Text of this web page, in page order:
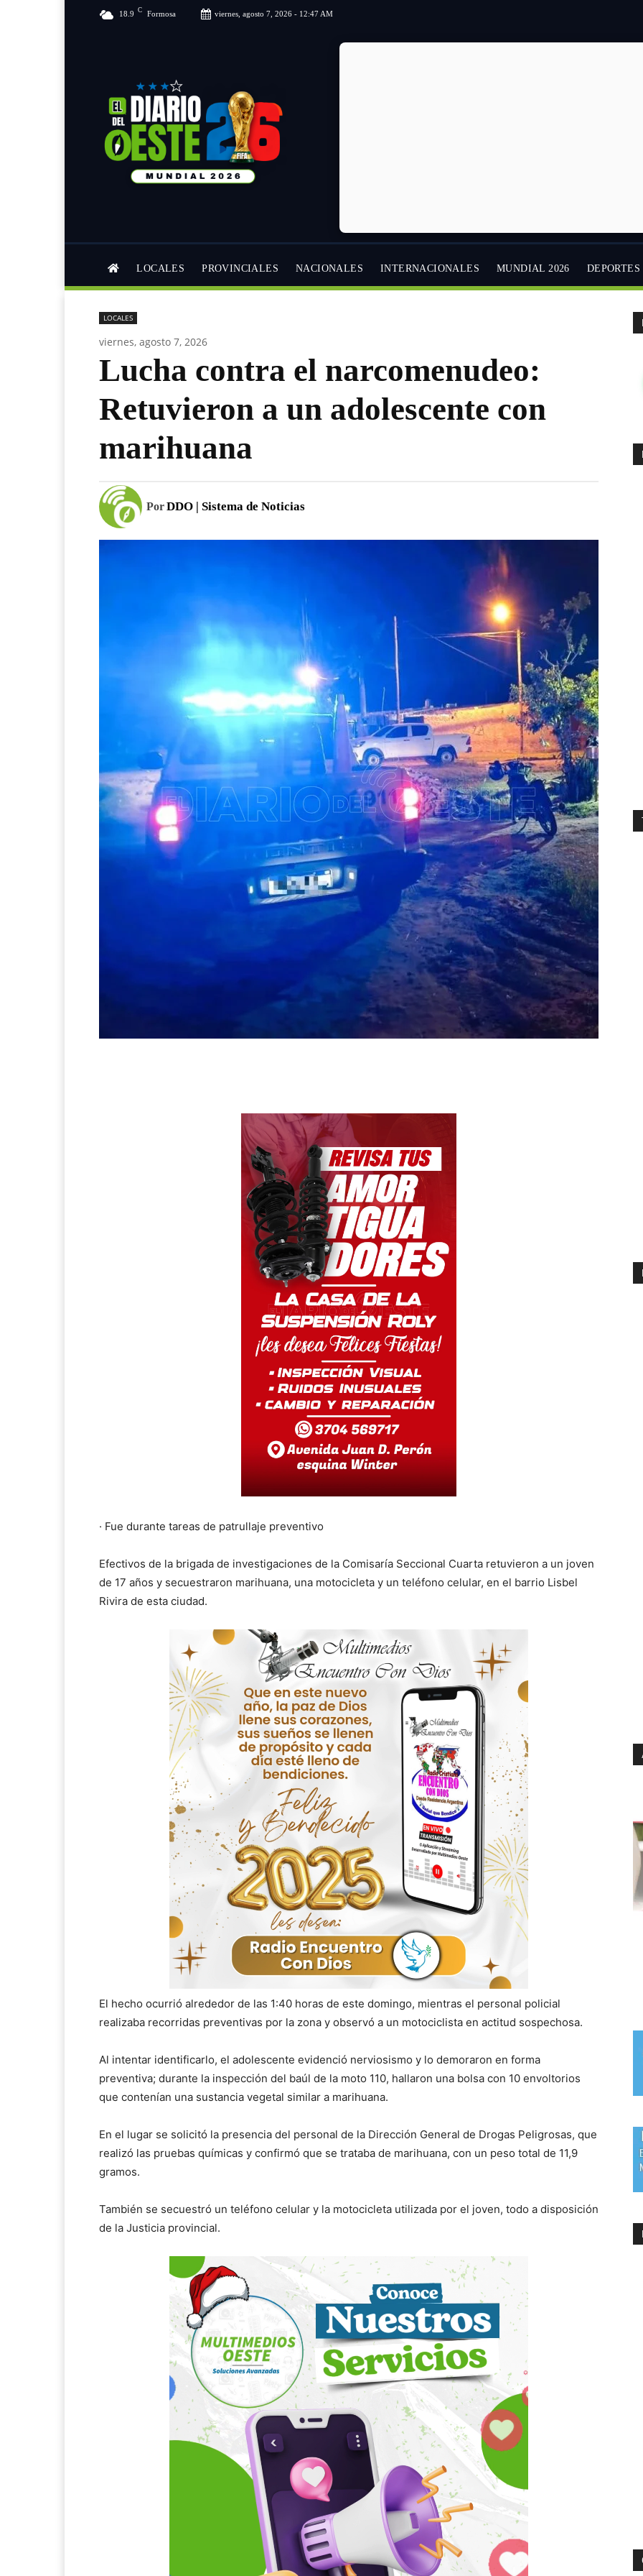
18.9 C Formosa viernes, agosto 7, 2026 - 12:47 AM
LOCALES PROVINCIALES NACIONALES INTERNACIONALES MUNDIAL 2026 DEPORTES
LOCALES
viernes, agosto 7, 2026
Lucha contra el narcomenudeo:
Retuvieron a un adolescente con
marihuana
PorDDO | Sistema de Noticias
· Fue durante tareas de patrullaje preventivo
Efectivos de la brigada de investigaciones de la Comisaría Seccional Cuarta retuvieron a un joven
de 17 años y secuestraron marihuana, una motocicleta y un teléfono celular, en el barrio Lisbel
Rivira de esta ciudad.
El hecho ocurrió alrededor de las 1:40 horas de este domingo, mientras el personal policial
realizaba recorridas preventivas por la zona y observó a un motociclista en actitud sospechosa.
Al intentar identificarlo, el adolescente evidenció nerviosismo y lo demoraron en forma
preventiva; durante la inspección del baúl de la moto 110, hallaron una bolsa con 10 envoltorios
que contenían una sustancia vegetal similar a marihuana.
En el lugar se solicitó la presencia del personal de la Dirección General de Drogas Peligrosas, que
realizó las pruebas químicas y confirmó que se trataba de marihuana, con un peso total de 11,9
gramos.
También se secuestró un teléfono celular y la motocicleta utilizada por el joven, todo a disposición
de la Justicia provincial.